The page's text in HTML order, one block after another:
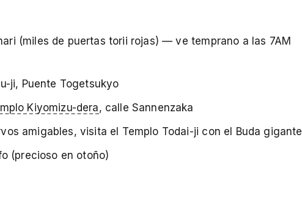
(miles de puertas torii rojas) — ve temprano a las 7AM
ji, Puente Togetsukyo
Kiyomizu-dera, calle Sannenzaka
amigables, visita el Templo Todai-ji con el Buda gigante
(precioso en otoño)